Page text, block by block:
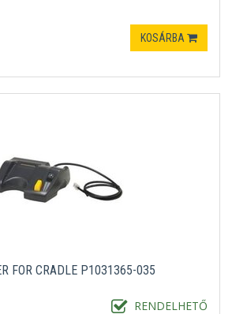
KOSÁRBA
FOR CRADLE P1031365-035
RENDELHETŐ